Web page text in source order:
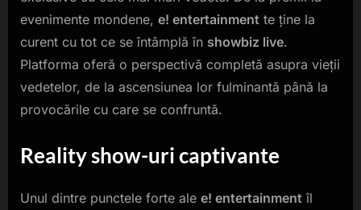
evenimente mondene, e! entertainment te ține la
curent cu tot ce se întâmplă în showbiz live.
Platforma oferă o perspectivă completă asupra vieții
vedetelor, de la ascensiunea lor fulminantă până la
provocările cu care se confruntă.
Reality show-uri captivante
Unul dintre punctele forte ale e! entertainment îl